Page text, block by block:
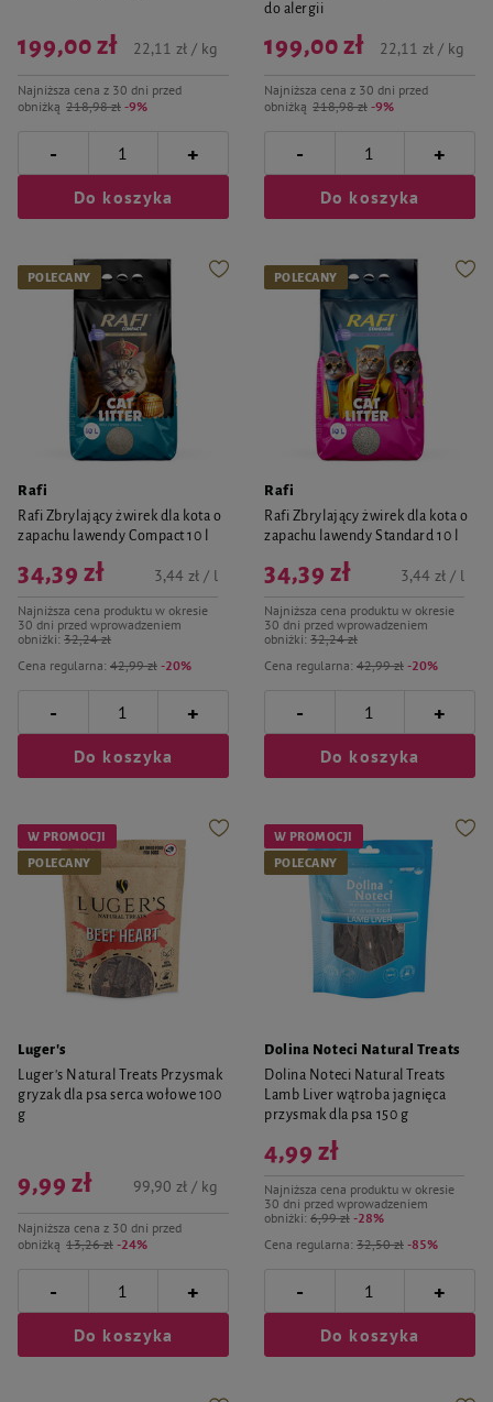
Najniższa cena z 30 dni przed
obniżką 218,98 zł -9%
199,00 zł 22,11 zł / kg
- +
Do koszyka
do alergii
Najniższa cena z 30 dni przed
obniżką 218,98 zł -9%
199,00 zł 22,11 zł / kg
- +
Do koszyka
POLECANY
Rafi
Rafi Zbrylający żwirek dla kota o
zapachu lawendy Compact 10 l
Cena regularna: 42,99 zł -20%
34,39 zł
Najniższa cena produktu w okresie
30 dni przed wprowadzeniem
obniżki: 32,24 zł
3,44 zł / l
- +
Do koszyka
POLECANY
Rafi
Rafi Zbrylający żwirek dla kota o
zapachu lawendy Standard 10 l
Cena regularna: 42,99 zł -20%
34,39 zł
Najniższa cena produktu w okresie
30 dni przed wprowadzeniem
obniżki: 32,24 zł
3,44 zł / l
- +
Do koszyka
W PROMOCJI
POLECANY
Luger's
Luger's Natural Treats Przysmak
gryzak dla psa serca wołowe 100
g
Najniższa cena z 30 dni przed
obniżką 13,26 zł -24%
9,99 zł 99,90 zł / kg
- +
Do koszyka
W PROMOCJI
POLECANY
Dolina Noteci Natural Treats
Dolina Noteci Natural Treats
Lamb Liver wątroba jagnięca
przysmak dla psa 150 g
Cena regularna: 32,50 zł -85%
4,99 zł
Najniższa cena produktu w okresie
30 dni przed wprowadzeniem
obniżki: 6,99 zł -28%
- +
Do koszyka